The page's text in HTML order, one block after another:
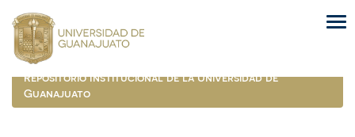
navigation
Repositorio Institucional de la Universidad de
Guanajuato